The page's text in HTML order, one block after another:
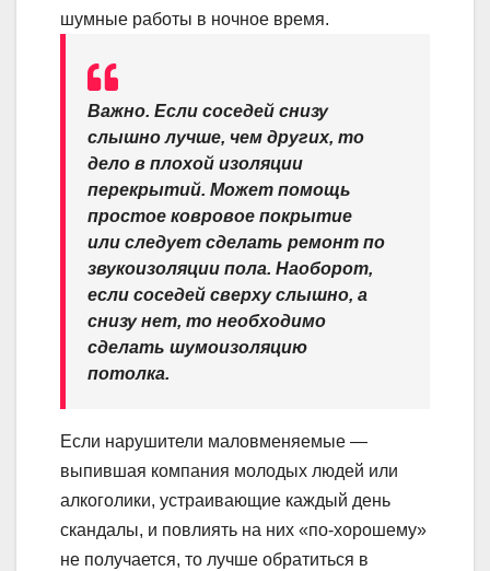
шумные работы в ночное время.
Важно. Если соседей снизу
слышно лучше, чем других, то
дело в плохой изоляции
перекрытий. Может помощь
простое ковровое покрытие
или следует сделать ремонт по
звукоизоляции пола. Наоборот,
если соседей сверху слышно, а
снизу нет, то необходимо
сделать шумоизоляцию
потолка.
Если нарушители маловменяемые —
выпившая компания молодых людей или
алкоголики, устраивающие каждый день
скандалы, и повлиять на них «по-хорошему»
не получается, то лучше обратиться в